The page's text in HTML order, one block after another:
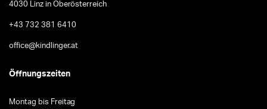
4030 Linz in Oberösterreich
+43 732 381 6410
office@kindlinger.at
Öffnungszeiten
Montag bis Freitag